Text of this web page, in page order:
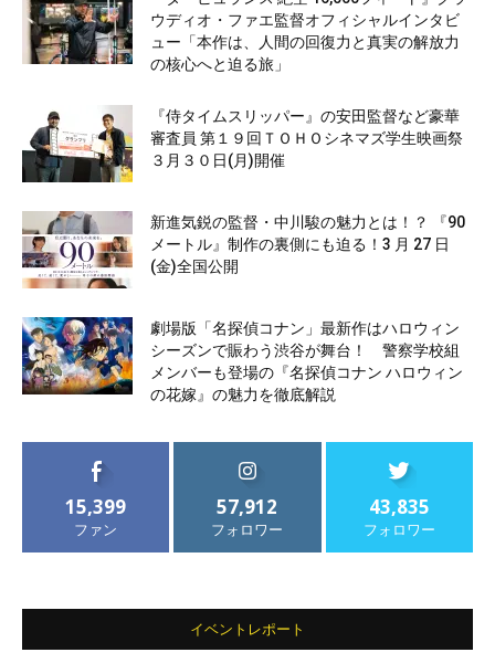
ウディオ・ファエ監督オフィシャルインタビ
ュー「本作は、人間の回復力と真実の解放力
の核心へと迫る旅」
『侍タイムスリッパー』の安田監督など豪華
審査員 第１９回ＴＯＨＯシネマズ学生映画祭
３月３０日(月)開催
新進気鋭の監督・中川駿の魅力とは！？ 『90
メートル』制作の裏側にも迫る！3 月 27 日
(金)全国公開
劇場版「名探偵コナン」最新作はハロウィン
シーズンで賑わう渋谷が舞台！ 警察学校組
メンバーも登場の『名探偵コナン ハロウィン
の花嫁』の魅力を徹底解説
15,399
ファン
57,912
フォロワー
43,835
フォロワー
イベントレポート